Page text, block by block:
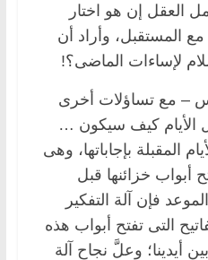
العقل إن هو اختار
المستقبل، وأراد أن
لإساءات الماضى؟!
– مع تساؤلات أخرى
الأيام كيف سيكون …
المقبلة بإجاباتها، وهى
أبواب خزائنها قبل
فإن آلة التفكير
التى تفتح أبواب هذه
أيدينا؛ وعلَّ نجاح آلة